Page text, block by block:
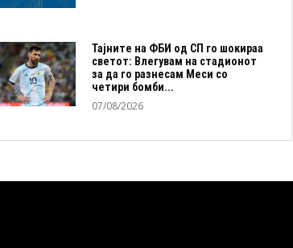
Тајните на ФБИ од СП го шокираа
светот: Влегувам на стадионот
за да го разнесам Меси со
четири бомби...
07/08/2026